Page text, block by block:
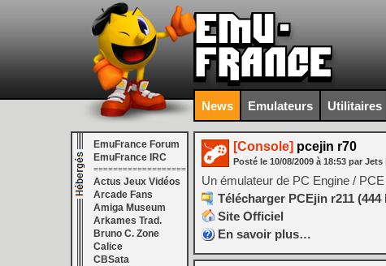
News Emulateurs Utilitaires
EmuFrance Forum
EmuFrance IRC
===================
Actus Jeux Vidéos
Arcade Fans
Amiga Museum
Arkames Trad.
Bruno C. Zone
Calice
CBSata
[Console] pcejin r70
Posté le 10/08/2009 à 18:53 par Jets
Un émulateur de PC Engine /
Télécharger PCEjin r211 (444
Site Officiel
En savoir plus…